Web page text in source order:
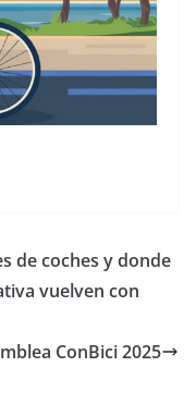
de coches y donde
vuelven con
ConBici 2025